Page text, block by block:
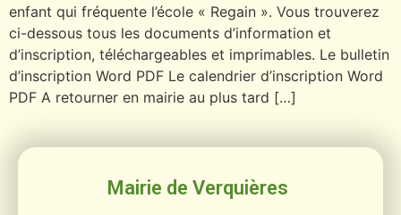
enfant qui fréquente l’école « Regain ». Vous trouverez
ci-dessous tous les documents d’information et
d’inscription, téléchargeables et imprimables. Le bulletin
d’inscription Word PDF Le calendrier d’inscription Word
PDF A retourner en mairie au plus tard […]
Mairie de Verquières